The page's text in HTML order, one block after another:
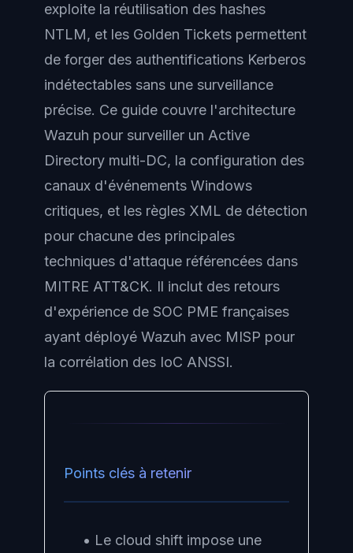
exploite la réutilisation des hashes
NTLM, et les Golden Tickets permettent
de forger des authentifications Kerberos
indétectables sans une surveillance
précise. Ce guide couvre l'architecture
Wazuh pour surveiller un Active
Directory multi-DC, la configuration des
canaux d'événements Windows
critiques, et les règles XML de détection
pour chacune des principales
techniques d'attaque référencées dans
MITRE ATT&CK. Il inclut des retours
d'expérience de SOC PME françaises
ayant déployé Wazuh avec MISP pour
la corrélation des IoC ANSSI.
Points clés à retenir
• Le cloud shift impose une